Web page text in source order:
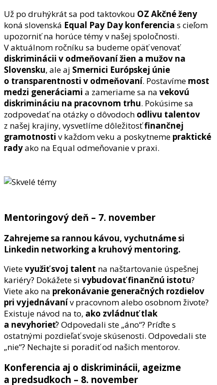
Už po druhýkrát sa pod taktovkou OZ Akčné ženy
koná slovenská Equal Pay Day konferencia s cieľom
upozorniť na horúce témy v našej spoločnosti.
V aktuálnom ročníku sa budeme opäť venovať
diskriminácii v odmeňovaní žien a mužov na
Slovensku, ale aj Smernici Európskej únie
o transparentnosti v odmeňovaní. Postavíme most
medzi generáciami a zameriame sa na vekovú
diskrimináciu na pracovnom trhu. Pokúsime sa
zodpovedať na otázky o dôvodoch odlivu talentov
z našej krajiny, vysvetlíme dôležitosťfinančnej
gramotnosti v každom veku a poskytneme praktické
radyako na Equal odmeňovanie v praxi.
Mentoringový deň – 7. november
Zahrejeme sa rannou kávou, vychutnáme si
Linkedin networking a kruhový mentoring.
Vietevyužiť svoj talent na naštartovanie úspešnej
kariéry? Dokážete si vybudovať finančnú istotu?
Viete ako na prekonávanie generačných rozdielov
pri vyjednávanív pracovnom alebo osobnom živote?
Existuje návod na to, ako zvládnuť tlak
a nevyhorieť? Odpovedali ste „áno“? Príďte s
ostatnými pozdieľať svoje skúsenosti. Odpovedali ste
„nie“? Nechajte si poradiť od našich mentorov.
Konferencia aj o diskriminácii, ageizme
a predsudkoch – 8. november